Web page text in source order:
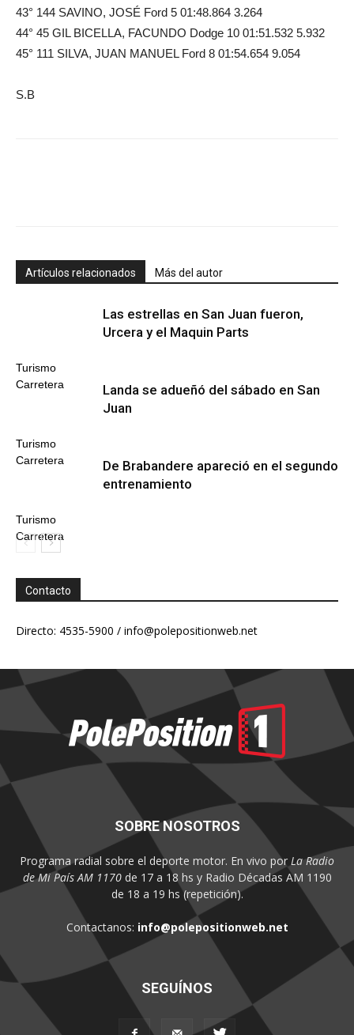
43° 144 SAVINO, JOSÉ Ford 5 01:48.864 3.264
44° 45 GIL BICELLA, FACUNDO Dodge 10 01:51.532 5.932
45° 111 SILVA, JUAN MANUEL Ford 8 01:54.654 9.054
S.B
Artículos relacionados Más del autor
Turismo
Carretera
Las estrellas en San Juan fueron,
Urcera y el Maquin Parts
Turismo
Carretera
Landa se adueñó del sábado en San
Juan
Turismo
Carretera
De Brabandere apareció en el segundo
entrenamiento
Contacto
Directo: 4535-5900 / info@polepositionweb.net
SOBRE NOSOTROS
Programa radial sobre el deporte motor. En vivo por La Radio
de Mi País AM 1170de 17 a 18 hs y Radio Décadas AM 1190
de 18 a 19 hs (repetición).
Contactanos: info@polepositionweb.net
SEGUÍNOS